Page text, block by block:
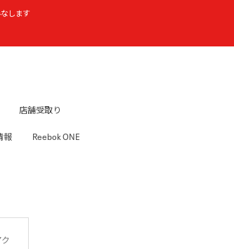
します
店舗受取り
報 Reebok ONE